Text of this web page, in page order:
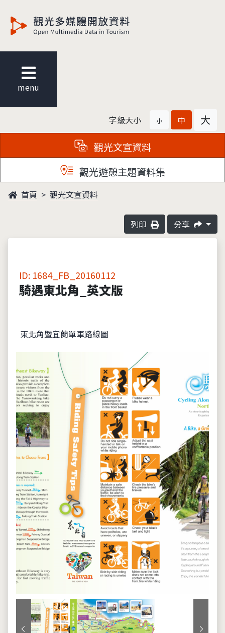
menu
字級大小 小 中 大
觀光文宣資料
觀光遊憩主題資料集
首頁 觀光文宣資料
列印 分享
ID: 1684_FB_20160112
騎遇東北角_英文版
東北角暨宜蘭單車路線圖